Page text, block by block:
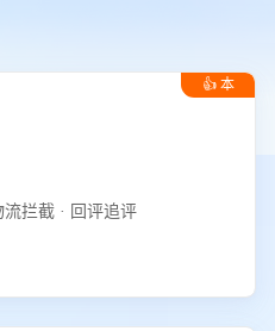
👍 本
售后智能客服 · 智能建单 · 物流拦截 · 回评追评